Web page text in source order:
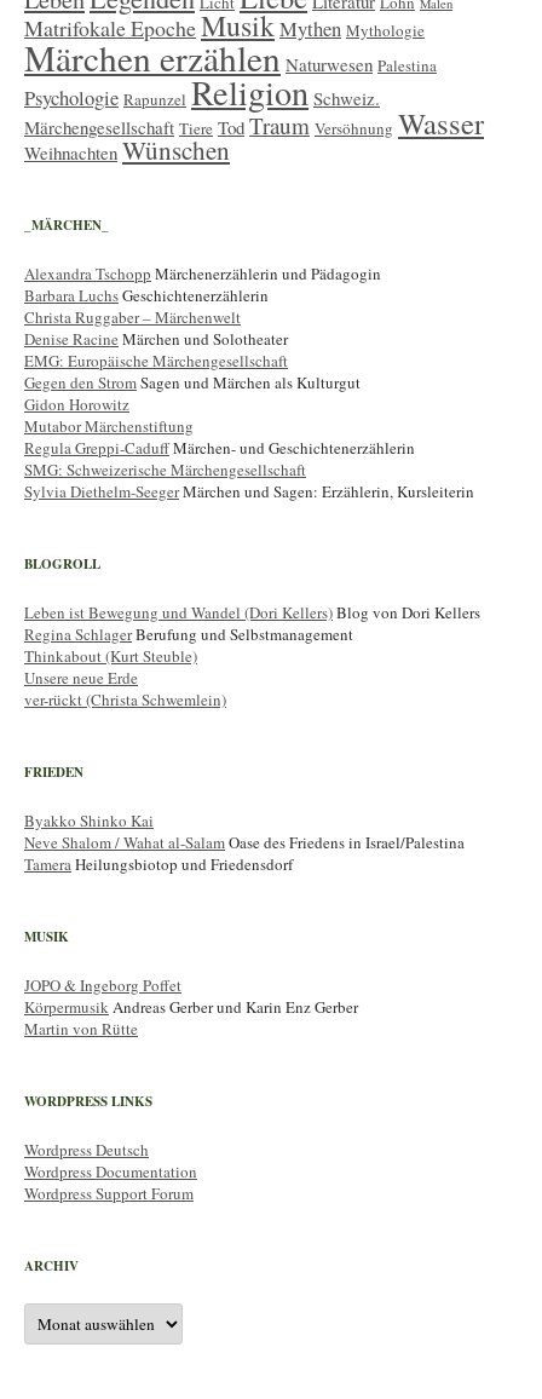
Malen
Matrifokale EpocheMusikMythen Mythologie
Märchen erzählen Naturwesen Palestina
Psychologie Rapunzel Religion Schweiz.
Märchengesellschaft Tiere Tod Traum Versöhnung Wasser
Weihnachten Wünschen
_MÄRCHEN_
Alexandra Tschopp Märchenerzählerin und Pädagogin
Barbara LuchsGeschichtenerzählerin
Christa Ruggaber – Märchenwelt
Denise Racine Märchen und Solotheater
EMG: Europäische Märchengesellschaft
Gegen den StromSagen und Märchen als Kulturgut
Gidon Horowitz
Mutabor Märchenstiftung
Regula Greppi-CaduffMärchen- und Geschichtenerzählerin
SMG: Schweizerische Märchengesellschaft
Sylvia Diethelm-SeegerMärchen und Sagen: Erzählerin, Kursleiterin
BLOGROLL
Leben ist Bewegung und Wandel (Dori Kellers)Blog von Dori Kellers
Regina SchlagerBerufung und Selbstmanagement
Thinkabout (Kurt Steuble)
Unsere neue Erde
ver-rückt (Christa Schwemlein)
FRIEDEN
Byakko Shinko Kai
Neve Shalom / Wahat al-SalamOase des Friedens in Israel/Palestina
TameraHeilungsbiotop und Friedensdorf
MUSIK
JOPO & Ingeborg Poffet
KörpermusikAndreas Gerber und Karin Enz Gerber
Martin von Rütte
WORDPRESS LINKS
Wordpress Deutsch
Wordpress Documentation
Wordpress Support Forum
ARCHIV
Archiv